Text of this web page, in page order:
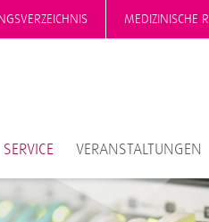
MEDIZINISCHE
SERVICE VERANSTALTUNGEN